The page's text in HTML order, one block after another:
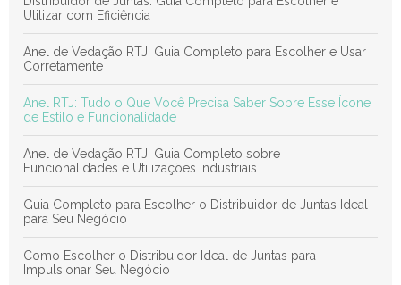
Utilizar com Eficiência
Anel de Vedação RTJ: Guia Completo para Escolher e Usar
Corretamente
Anel RTJ: Tudo o Que Você Precisa Saber Sobre Esse Ícone
de Estilo e Funcionalidade
Anel de Vedação RTJ: Guia Completo sobre
Funcionalidades e Utilizações Industriais
Guia Completo para Escolher o Distribuidor de Juntas Ideal
para Seu Negócio
Como Escolher o Distribuidor Ideal de Juntas para
Impulsionar Seu Negócio